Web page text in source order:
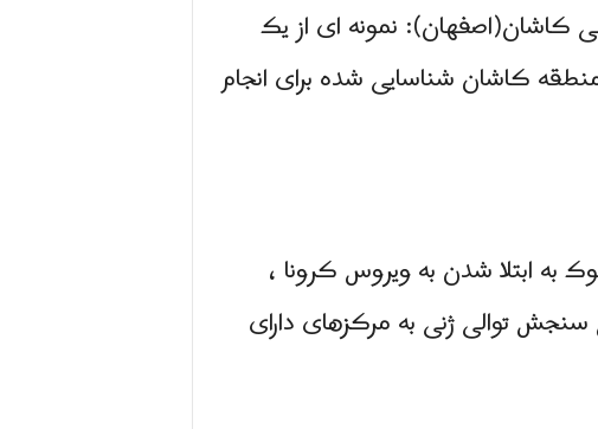
کاشان(اصفهان): نمونه ای از یک
کاشان شناسایی شده برای انجام
ابتلا شدن به ویروس کرونا ،
توالی ژنی به مرکزهای دارای